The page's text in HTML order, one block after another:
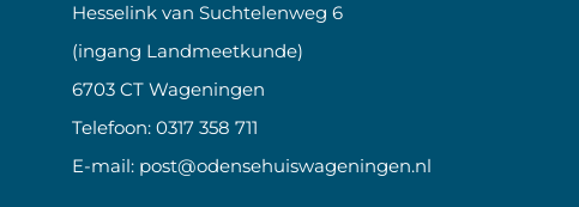
Hesselink van Suchtelenweg 6
(ingang Landmeetkunde)
6703 CT Wageningen
Telefoon: 0317 358 711
E-mail: post@odensehuiswageningen.nl